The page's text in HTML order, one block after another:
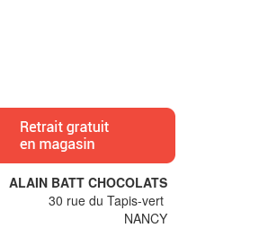
ALAIN BATT CHOCOLATS
30 rue du Tapis-vert
NANCY